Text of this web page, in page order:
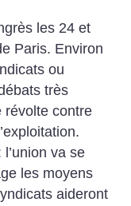
les 24 et
Paris. Environ
ou
très
révolte contre
va se
les moyens
aideront